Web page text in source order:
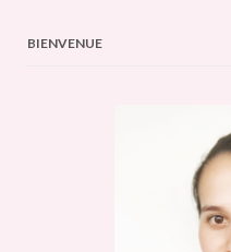
BIENVENUE